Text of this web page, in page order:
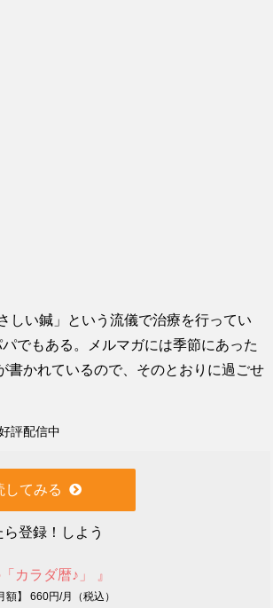
しい鍼」という流儀で治療を行ってい
でもある。メルマガには季節にあった
書かれているので、そのとおりに過ごせ
評配信中
してみる
登録！しよう
カラダ暦♪」 』
額】 660円/月（税込）